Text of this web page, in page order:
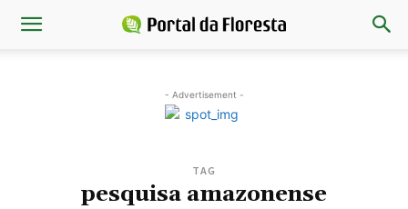
- Advertisement -
TAG
pesquisa amazonense